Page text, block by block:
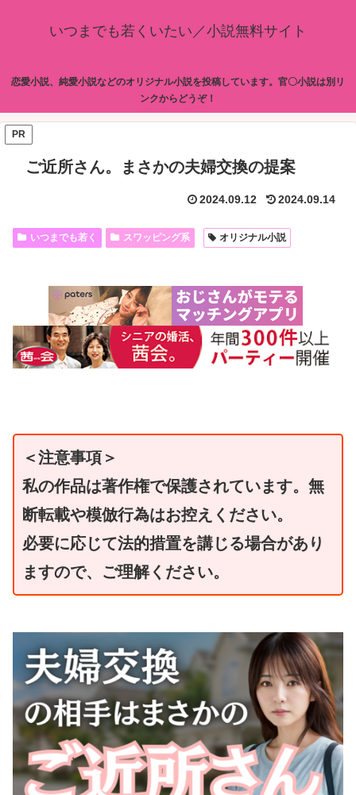
いつまでも若くいたい／小説無料サイト
恋愛小説、純愛小説などのオリジナル小説を投稿しています。官〇小説は別リ
ンクからどうぞ！
PR
ご近所さん。まさかの夫婦交換の提案
2024.09.12 2024.09.14
いつまでも若く スワッピング系 オリジナル小説
＜注意事項＞
私の作品は著作権で保護されています。無
断転載や模倣行為はお控えください。
必要に応じて法的措置を講じる場合があり
ますので、ご理解ください。